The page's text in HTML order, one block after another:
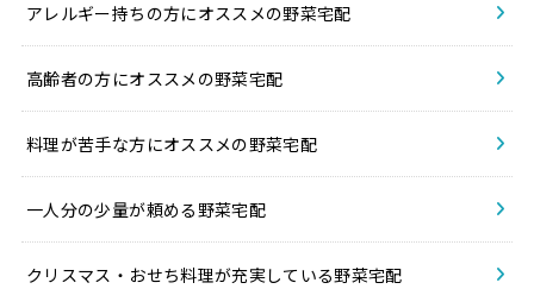
アレルギー持ちの方にオススメの野菜宅配
高齢者の方にオススメの野菜宅配
料理が苦手な方にオススメの野菜宅配
一人分の少量が頼める野菜宅配
クリスマス・おせち料理が充実している野菜宅配